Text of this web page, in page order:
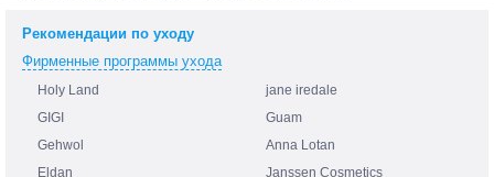
Рекомендации по уходу
Фирменные программы ухода
Holy Land
jane iredale
GIGI
Guam
Gehwol
Anna Lotan
Eldan
Janssen Cosmetics